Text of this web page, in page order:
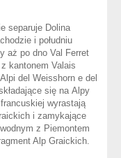
separuje Dolina
i południu
aż po dno Val Ferret
kantonem Valais
del Weisshorn e del
się na Alpy
wyrastają
i zamykające
z Piemontem
Alp Graickich.